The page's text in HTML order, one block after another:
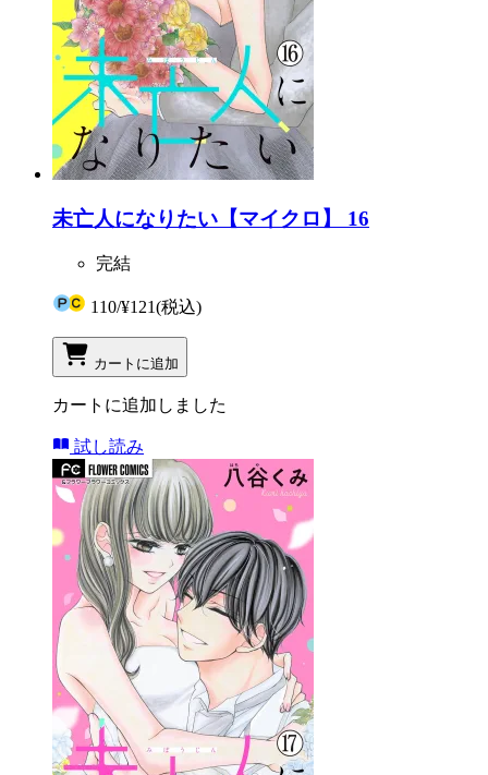
未亡人になりたい【マイクロ】 16
完結
110/¥121(税込)
カートに追加
カートに追加しました
試し読み